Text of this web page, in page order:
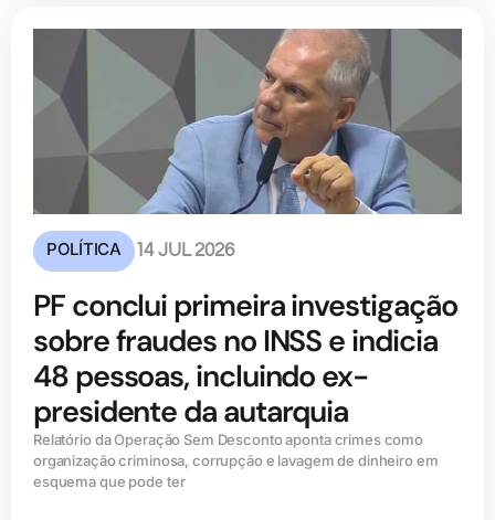
POLÍTICA 14 JUL 2026
PF conclui primeira investigação
sobre fraudes no INSS e indicia
48 pessoas, incluindo ex-
presidente da autarquia
Relatório da Operação Sem Desconto aponta crimes como
organização criminosa, corrupção e lavagem de dinheiro em
esquema que pode ter